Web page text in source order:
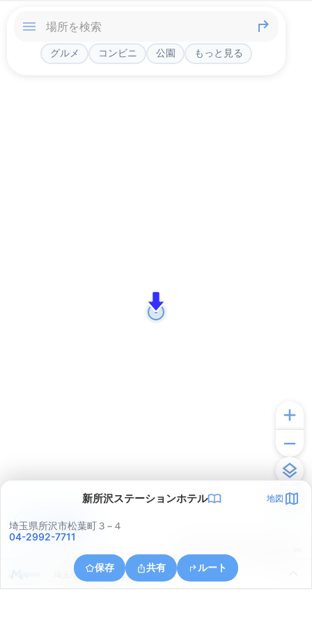
グルメ コンビニ 公園 もっと見る
新所沢ステーションホテル 地図
埼玉県所沢市松葉町３−４
04-2992-7711
保存 共有 ルート
埼玉県所沢市大字山口
アプリで見る